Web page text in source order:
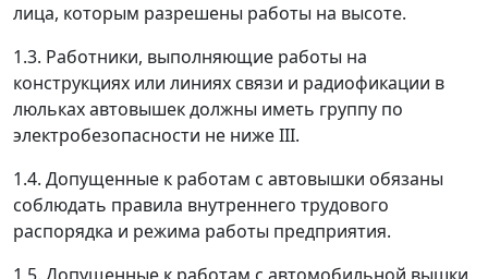
лица, которым разрешены работы на высоте.
1.3. Работники, выполняющие работы на
конструкциях или линиях связи и радиофикации в
люльках автовышек должны иметь группу по
электробезопасности не ниже III.
1.4. Допущенные к работам с автовышки обязаны
соблюдать правила внутреннего трудового
распорядка и режима работы предприятия.